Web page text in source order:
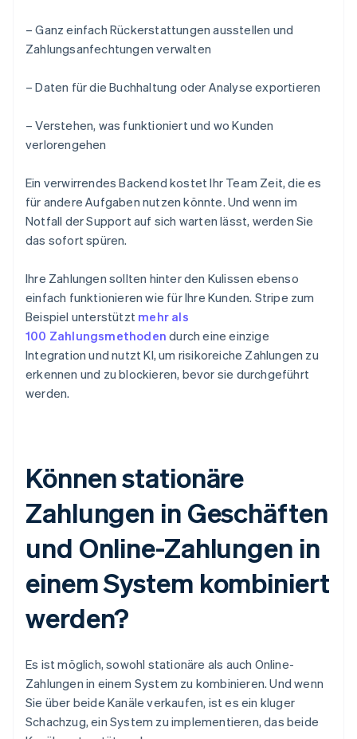
– Ganz einfach Rückerstattungen ausstellen und
Zahlungsanfechtungen verwalten
– Daten für die Buchhaltung oder Analyse exportieren
– Verstehen, was funktioniert und wo Kunden
verlorengehen
Ein verwirrendes Backend kostet Ihr Team Zeit, die es
für andere Aufgaben nutzen könnte. Und wenn im
Notfall der Support auf sich warten lässt, werden Sie
das sofort spüren.
Ihre Zahlungen sollten hinter den Kulissen ebenso
einfach funktionieren wie für Ihre Kunden. Stripe zum
Beispiel unterstützt mehr als
100 Zahlungsmethoden durch eine einzige
Integration und nutzt KI, um risikoreiche Zahlungen zu
erkennen und zu blockieren, bevor sie durchgeführt
werden.
Können stationäre
Zahlungen in Geschäften
und Online-Zahlungen in
einem System kombiniert
werden?
Es ist möglich, sowohl stationäre als auch Online-
Zahlungen in einem System zu kombinieren. Und wenn
Sie über beide Kanäle verkaufen, ist es ein kluger
Schachzug, ein System zu implementieren, das beide